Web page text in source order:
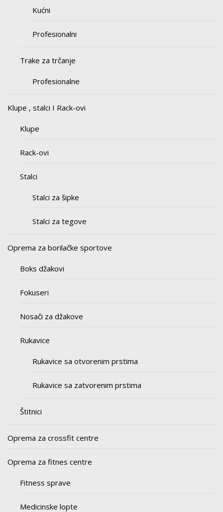
Kućni
Profesionalni
Trake za trčanje
Profesionalne
Klupe , stalci I Rack-ovi
Klupe
Rack-ovi
Stalci
Stalci za šipke
Stalci za tegove
Oprema za borilačke sportove
Boks džakovi
Fokuseri
Nosači za džakove
Rukavice
Rukavice sa otvorenim prstima
Rukavice sa zatvorenim prstima
Štitnici
Oprema za crossfit centre
Oprema za fitnes centre
Fitness sprave
Medicinske lopte